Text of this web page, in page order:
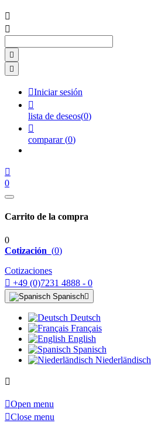




Iniciar sesión

lista de deseos(0)

comparar (0)

0
Carrito de la compra
0
Cotización (0)
Cotizaciones
 +49 (0)7231 4888 - 0
Spanisch
Deutsch
Français
English
Spanisch
Niederländisch

Open menu
Close menu